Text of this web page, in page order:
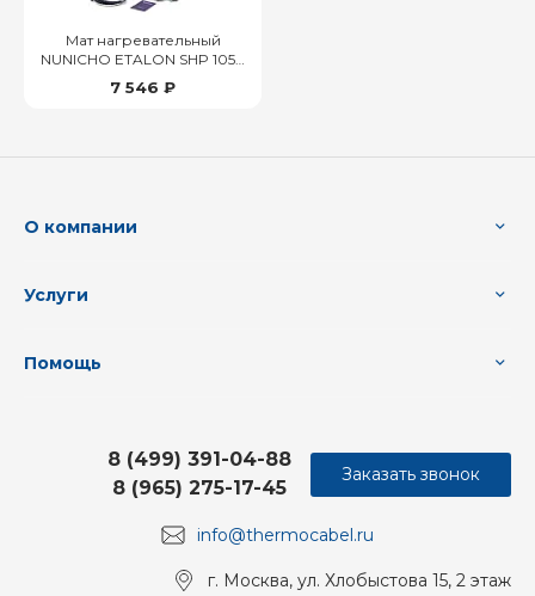
Мат нагревательный
NUNICHO ETALON SHP 1050
Вт/7,0м2
7 546 ₽
О компании
Услуги
Помощь
info@thermocabel.ru
8 (499) 391-04-88
8 (965) 275-17-45
г. Москва, ул. Хлобыстова 15, 2 этаж
Заказать звонок